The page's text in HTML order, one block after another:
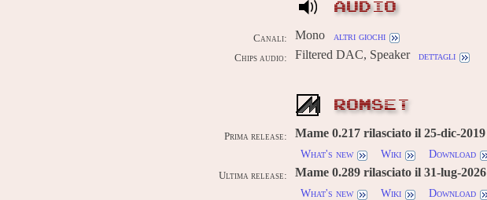
AUDIO
Canali: Mono altri giochi
Chips audio: Filtered DAC, Speaker dettagli
ROMSET
Prima release: Mame 0.217 rilasciato il 25-dic-2019
What's new
Wiki Download
Ultima release: Mame 0.289 rilasciato il 31-lug-2026
What's new
Wiki Download